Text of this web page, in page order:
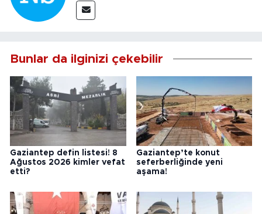
Bunlar da ilginizi çekebilir
Gaziantep defin listesi! 8
Ağustos 2026 kimler vefat
etti?
Gaziantep’te konut
seferberliğinde yeni
aşama!